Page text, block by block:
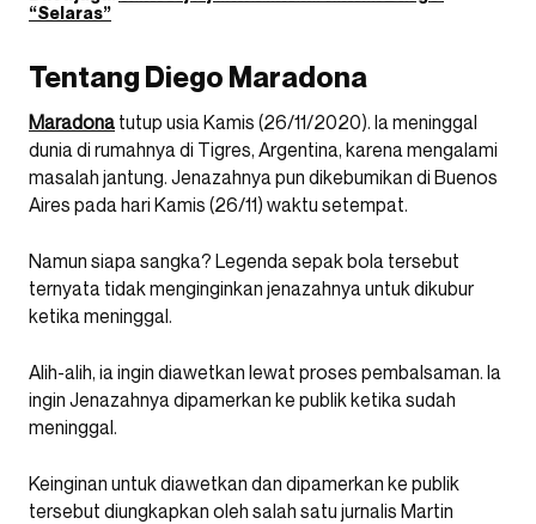
“Selaras”
Tentang Diego Maradona
Maradona tutup usia Kamis (26/11/2020). Ia meninggal
dunia di rumahnya di Tigres, Argentina, karena mengalami
masalah jantung. Jenazahnya pun dikebumikan di Buenos
Aires pada hari Kamis (26/11) waktu setempat.
Namun siapa sangka? Legenda sepak bola tersebut
ternyata tidak menginginkan jenazahnya untuk dikubur
ketika meninggal.
Alih-alih, ia ingin diawetkan lewat proses pembalsaman. Ia
ingin Jenazahnya dipamerkan ke publik ketika sudah
meninggal.
Keinginan untuk diawetkan dan dipamerkan ke publik
tersebut diungkapkan oleh salah satu jurnalis Martin